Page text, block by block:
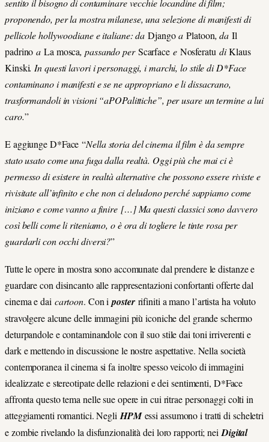
proponendo, per la mostra milanese, una selezione di manifesti di
pellicole hollywoodiane e italiane: daDjangoaPlatoon, daIl
padrino aLa mosca, passando perScarfacee Nosferatu diKlaus
Kinski. In questi lavori i personaggi, i marchi, lo stile di D*Face
contaminano i manifesti e se ne appropriano e li dissacrano,
trasformandoli in visioni “aPOPalittiche”, per usare un termine a lui
caro.”
E aggiunge D*Face “Nella storia del cinema il film è da sempre
stato usato come una fuga dalla realtà. Oggi più che mai ci è
permesso di esistere in realtà alternative che possono essere riviste e
rivisitate all’infinito e che non ci deludono perché sappiamo come
iniziano e come vanno a finire […] Ma questi classici sono davvero
così belli come li riteniamo, o è ora di togliere le tinte rosa per
guardarli con occhi diversi?”
Tutte le opere in mostra sono accomunate dal prendere le distanze e
guardare con disincanto alle rappresentazioni confortanti offerte dal
cinema e dai cartoon. Con iposterrifiniti a mano l’artista ha voluto
stravolgere alcune delle immagini più iconiche del grande schermo
deturpandole e contaminandole con il suo stile dai toni irriverenti e
dark e mettendo in discussione le nostre aspettative. Nella società
contemporanea il cinema si fa inoltre spesso veicolo di immagini
idealizzate e stereotipate delle relazioni e dei sentimenti, D*Face
affronta questo tema nelle sue opere in cui ritrae personaggi colti in
atteggiamenti romantici. Negli HPMessi assumono i tratti di scheletri
e zombie rivelando la disfunzionalità dei loro rapporti; nei Digital